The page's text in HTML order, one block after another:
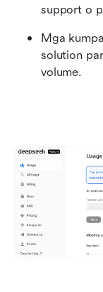
support o
Mga
solution
volume.